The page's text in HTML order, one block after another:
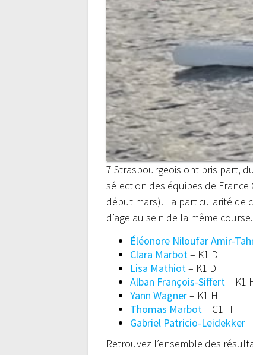
7 Strasbourgeois ont pris part,
sélection des équipes de
début mars). La particularité de
d’age au sein de la même course.
Éléonore Niloufar Amir-
Clara Marbot– K1 D
Lisa Mathiot– K1 D
Alban François-Siffert– K1
Yann Wagner– K1 H
Thomas Marbot– C1 H
Gabriel Patricio-Leidekker
Retrouvez l’ensemble des